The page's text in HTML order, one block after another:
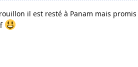
il est resté à Panam mais